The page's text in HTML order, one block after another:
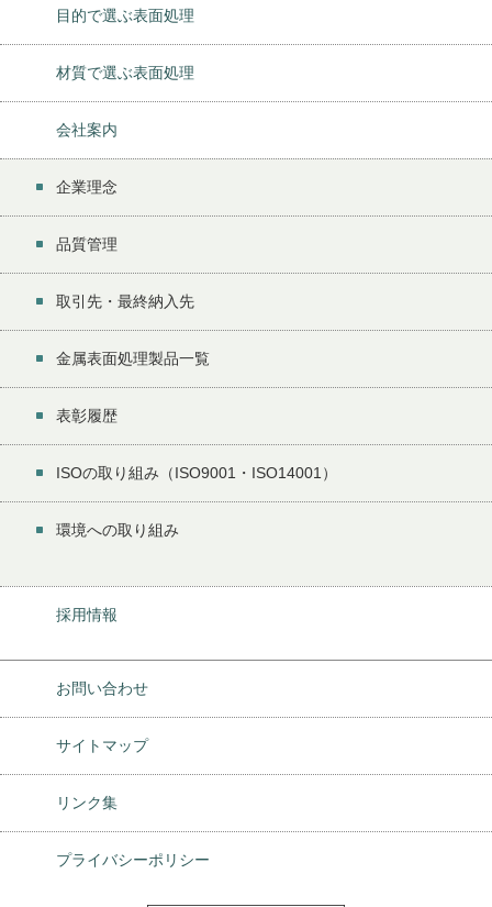
目的で選ぶ表面処理
材質で選ぶ表面処理
会社案内
企業理念
品質管理
取引先・最終納入先
金属表面処理製品一覧
表彰履歴
ISOの取り組み（ISO9001・ISO14001）
環境への取り組み
採用情報
お問い合わせ
サイトマップ
リンク集
プライバシーポリシー